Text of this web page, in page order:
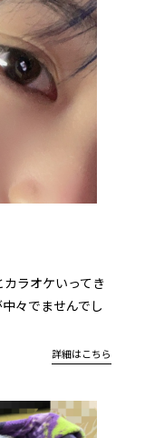
カラオケいってき
々でませんでし
詳細はこちら